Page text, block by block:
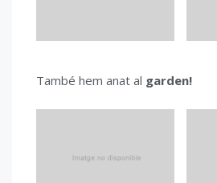
També hem anat al garden!